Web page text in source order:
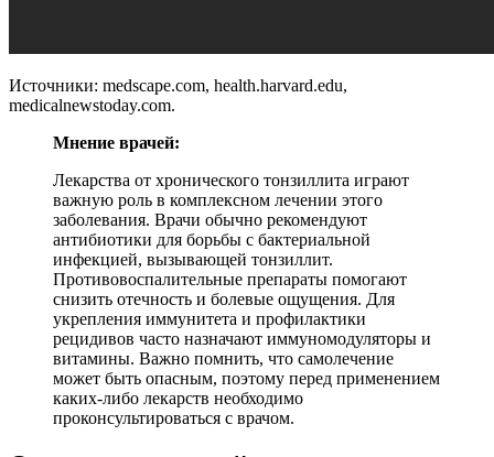
Источники: medscape.com, health.harvard.edu,
medicalnewstoday.com.
Мнение врачей:
Лекарства от хронического тонзиллита играют
важную роль в комплексном лечении этого
заболевания. Врачи обычно рекомендуют
антибиотики для борьбы с бактериальной
инфекцией, вызывающей тонзиллит.
Противовоспалительные препараты помогают
снизить отечность и болевые ощущения. Для
укрепления иммунитета и профилактики
рецидивов часто назначают иммуномодуляторы и
витамины. Важно помнить, что самолечение
может быть опасным, поэтому перед применением
каких-либо лекарств необходимо
проконсультироваться с врачом.